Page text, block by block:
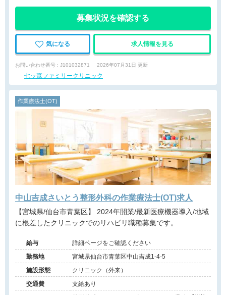
募集状況を確認する
気になる 求人情報を見る
お問い合わせ番号 : J101032871 2026年07月31日 更新
七ッ森ファミリークリニック
作業療法士(OT)
中山吉成さいとう整形外科の作業療法士(OT)求人
【宮城県/仙台市青葉区】 2024年開業/最新医療機器導入/地域
に根差したクリニックでのリハビリ職種募集です。
給与
詳細ページをご確認ください
勤務地
宮城県仙台市青葉区中山吉成1-4-5
施設形態
クリニック（外来）
交通費
支給あり